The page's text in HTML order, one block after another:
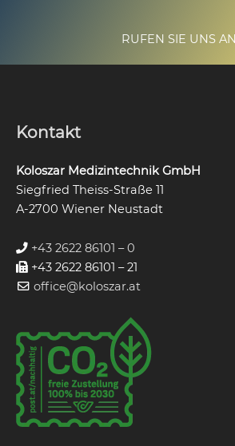
RUFEN SIE UNS AN
Kontakt
Koloszar Medizintechnik GmbH
Siegfried Theiss-Straße 11
A-2700 Wiener Neustadt
+43 2622 86101 – 0
+43 2622 86101 – 21
office@koloszar.at